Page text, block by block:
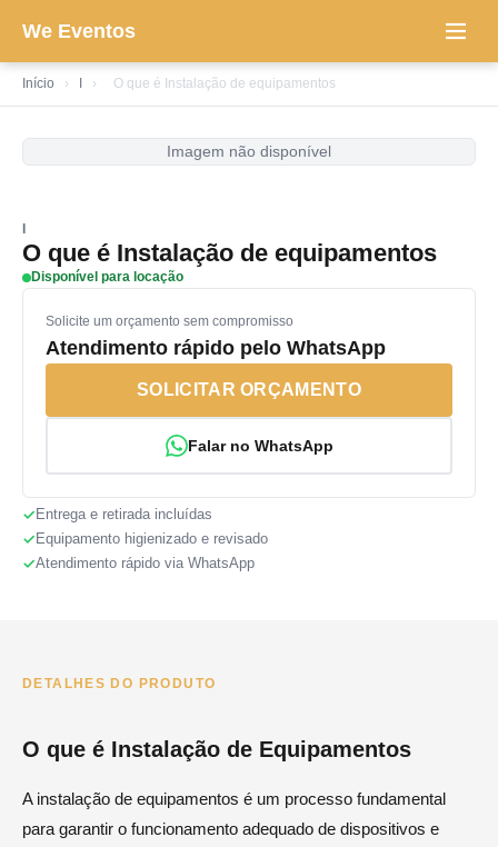
We Eventos
Início › › O que é Instalação de equipamentos
Imagem não disponível
O que é Instalação de equipamentos
Disponível para locação
Solicite um orçamento sem compromisso
Atendimento rápido pelo WhatsApp
SOLICITAR ORÇAMENTO
Falar no WhatsApp
Entrega e retirada incluídas
Equipamento higienizado e revisado
Atendimento rápido via WhatsApp
DETALHES DO PRODUTO
O que é Instalação de Equipamentos
A instalação de equipamentos é um processo fundamental
para garantir o funcionamento adequado de dispositivos e